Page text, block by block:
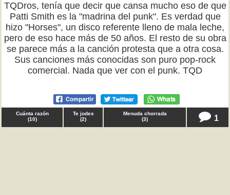
TQDros, tenía que decir que cansa mucho eso de que
Patti Smith es la "madrina del punk". Es verdad que
hizo "Horses", un disco referente lleno de mala leche,
pero de eso hace más de 50 años. El resto de su obra
se parece más a la canción protesta que a otra cosa.
Sus canciones más conocidas son puro pop-rock
comercial. Nada que ver con el punk. TQD
Cuánta razón
(10)
Te jodes
(2)
Menuda chorrada
(3) 1